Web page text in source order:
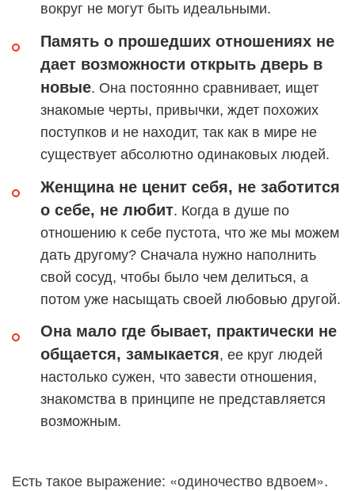
вокруг не могут быть идеальными.
Память о прошедших отношениях не
дает возможности открыть дверь в
новые. Она постоянно сравнивает, ищет
знакомые черты, привычки, ждет похожих
поступков и не находит, так как в мире не
существует абсолютно одинаковых людей.
Женщина не ценит себя, не заботится
о себе, не любит. Когда в душе по
отношению к себе пустота, что же мы можем
дать другому? Сначала нужно наполнить
свой сосуд, чтобы было чем делиться, а
потом уже насыщать своей любовью другой.
Она мало где бывает, практически не
общается, замыкается, ее круг людей
настолько сужен, что завести отношения,
знакомства в принципе не представляется
возможным.
Есть такое выражение: «одиночество вдвоем».